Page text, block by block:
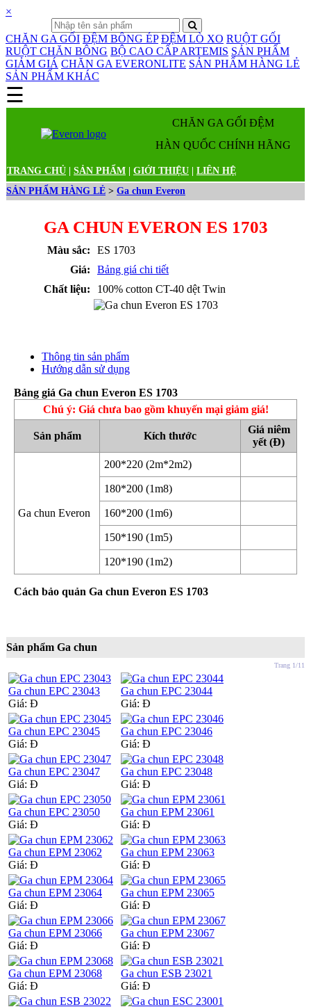
×
CHĂN GA GỐI ĐỆM BÔNG ÉP ĐỆM LÒ XO RUỘT GỐI
RUỘT CHĂN BÔNG BỘ CAO CẤP ARTEMIS SẢN PHẨM
GIẢM GIÁ CHĂN GA EVERONLITE SẢN PHẨM HÀNG LẺ
SẢN PHẨM KHÁC
☰
CHĂN GA GỐI ĐỆM
HÀN QUỐC CHÍNH HÃNG
TRANG CHỦ SẢN PHẨM GIỚI THIỆU
LIÊN HỆ
SẢN PHẨM HÀNG LẺ > Ga chun Everon
GA CHUN EVERON ES 1703
Màu sắc:
ES 1703
Giá:
Bảng giá chi tiết
Chất liệu:
100% cotton CT-40 dệt Twin
Thông tin sản phẩm
Hướng dẫn sử dụng
Bảng giá Ga chun Everon ES 1703
Chú ý: Giá chưa bao gồm khuyến mại giảm giá!
Sản phẩm Kích thước
Giá niêm
yết (Đ)
Ga chun Everon
200*220 (2m*2m2)
180*200 (1m8)
160*200 (1m6)
150*190 (1m5)
120*190 (1m2)
Cách bảo quản Ga chun Everon ES 1703
Sản phẩm Ga chun
Trang 1/11
Ga chun EPC 23043
Giá: Đ
Ga chun EPC 23044
Giá: Đ
Ga chun EPC 23045
Giá: Đ
Ga chun EPC 23046
Giá: Đ
Ga chun EPC 23047
Giá: Đ
Ga chun EPC 23048
Giá: Đ
Ga chun EPC 23050
Giá: Đ
Ga chun EPM 23061
Giá: Đ
Ga chun EPM 23062
Giá: Đ
Ga chun EPM 23063
Giá: Đ
Ga chun EPM 23064
Giá: Đ
Ga chun EPM 23065
Giá: Đ
Ga chun EPM 23066
Giá: Đ
Ga chun EPM 23067
Giá: Đ
Ga chun EPM 23068
Giá: Đ
Ga chun ESB 23021
Giá: Đ